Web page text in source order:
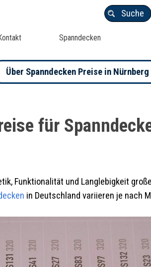
Spanndecken
Suche
Über Spanndecken Preise in Nürnberg
für
Funktionalität und Langlebigkeit
in Deutschland variieren je nach